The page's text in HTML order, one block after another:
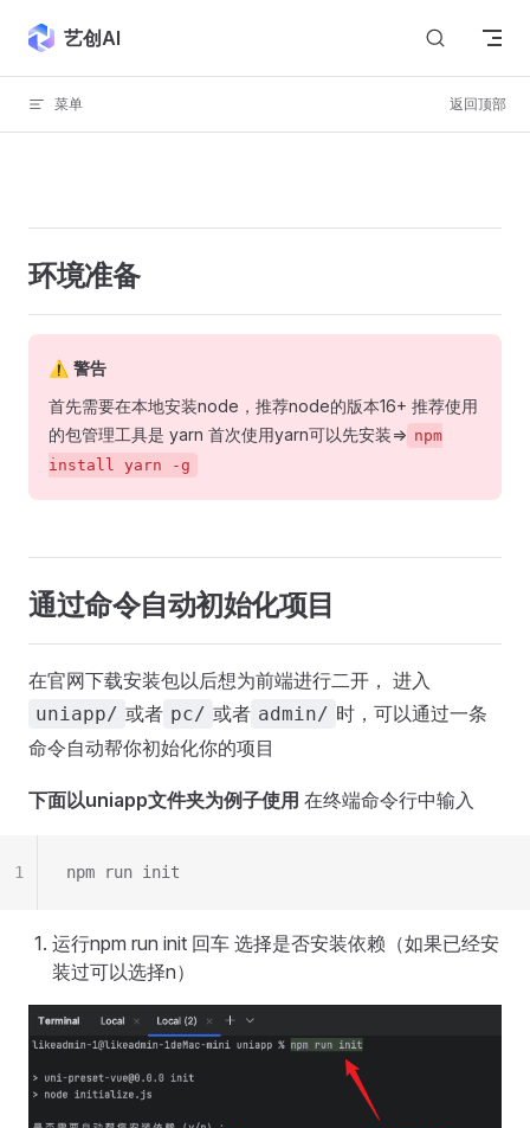
Skip to content
艺创AI
菜单 返回顶部
环境准备
⚠️ 警告
首先需要在本地安装node，推荐node的版本16+ 推荐使用
的包管理工具是 yarn 首次使用yarn可以先安装=> npm
install yarn -g
通过命令自动初始化项目
在官网下载安装包以后想为前端进行二开， 进入
uniapp/ 或者 pc/ 或者 admin/ 时，可以通过一条
命令自动帮你初始化你的项目
下面以uniapp文件夹为例子使用 在终端命令行中输入
npm run init
1
运行npm run init 回车 选择是否安装依赖（如果已经安
装过可以选择n）